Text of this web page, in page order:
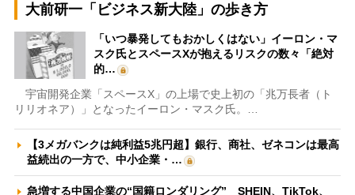
大前研一「ビジネス新大陸」の歩き方
「いつ暴発してもおかしくはない」イーロン・マ
スク氏とスペースXが抱えるリスクの数々「絶対
的…
宇宙開発企業「スペースX」の上場で史上初の「兆万長者（ト
リリオネア）」となったイーロン・マスク氏。…
【3メガバンクは純利益5兆円超】銀行、商社、ゼネコンは最高
益続出の一方で、中小企業・…
急増する中国企業の“国籍ロンダリング” SHEIN、TikTok、